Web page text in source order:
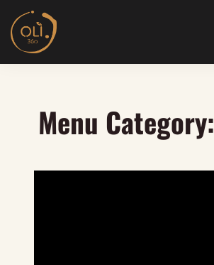
content
Menu Category: